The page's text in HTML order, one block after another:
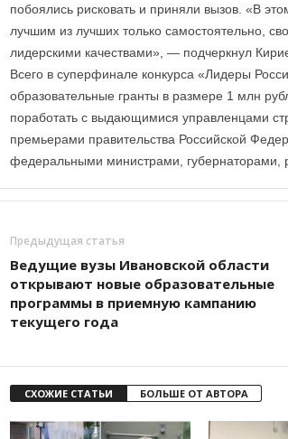
побоялись рисковать и приняли вызов. «В
лучшим из лучших только самостоятельно,
лидерскими качествами», — подчеркнул
Всего в суперфинале конкурса «Лидеры
образовательные гранты в размере 1 млн
поработать с выдающимися управленцами
премьерами правительства Российской
федеральными министрами, губернаторами,
Предыдущая статья
Ведущие вузы Ивановской области
открывают новые образовательные
программы в приемную кампанию
текущего года
СХОЖИЕ СТАТЬИ БОЛЬШЕ ОТ АВТОРА